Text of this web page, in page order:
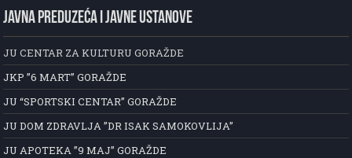
JAVNA PREDUZEĆA I JAVNE USTANOVE
JU CENTAR ZA KULTURU GORAŽDE
JKP ”6 MART” GORAŽDE
JU “SPORTSKI CENTAR” GORAŽDE
JU DOM ZDRAVLJA ”DR ISAK SAMOKOVLIJA”
JU APOTEKA ”9 MAJ” GORAŽDE